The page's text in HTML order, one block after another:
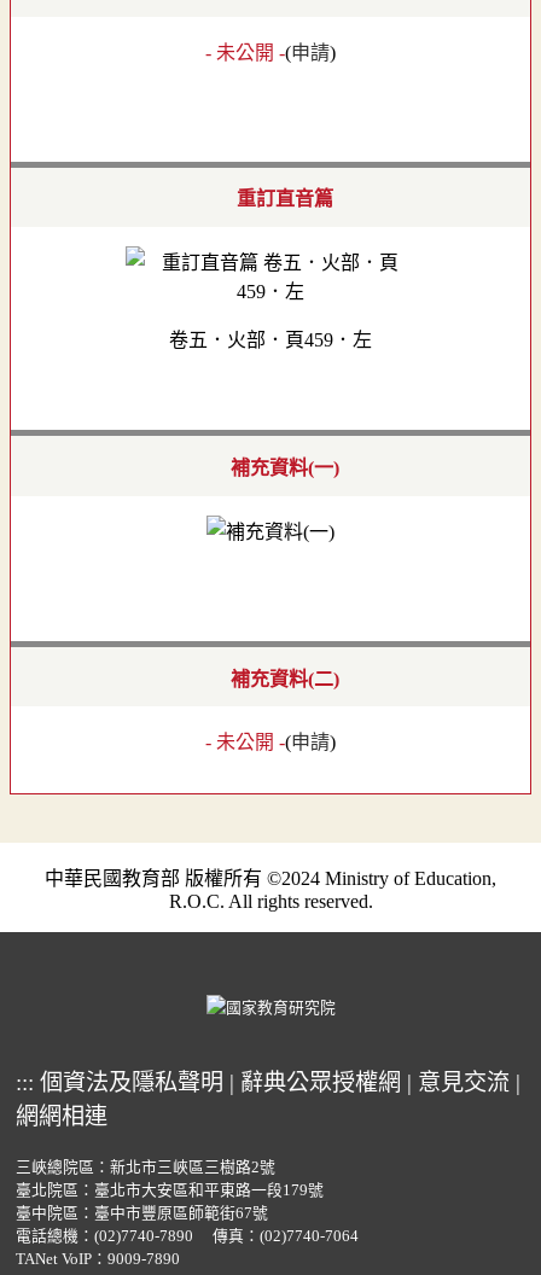
- 未公開 -(申請)
重訂直音篇
卷五．火部．頁459．左
補充資料(一)
補充資料(二)
- 未公開 -(申請)
中華民國教育部 版權所有 ©2024 Ministry of Education,
R.O.C. All rights reserved.
::: 個資法及隱私聲明 | 辭典公眾授權網 | 意見交流 |
網網相連
三峽總院區：新北市三峽區三樹路2號
臺北院區：臺北市大安區和平東路一段179號
臺中院區：臺中市豐原區師範街67號
電話總機： (02)7740-7890
傳真：(02)7740-7064
TANet VoIP：9009-7890